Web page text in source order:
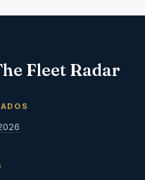
Fleet Radar